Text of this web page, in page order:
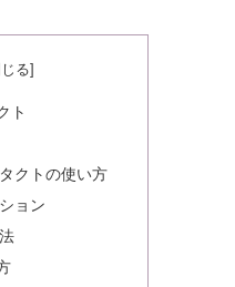
ト
クトの使い方
ョン